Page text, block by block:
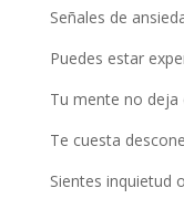
Señales de
Puedes estar
Tu mente no deja
Te cuesta
Sientes inquietud